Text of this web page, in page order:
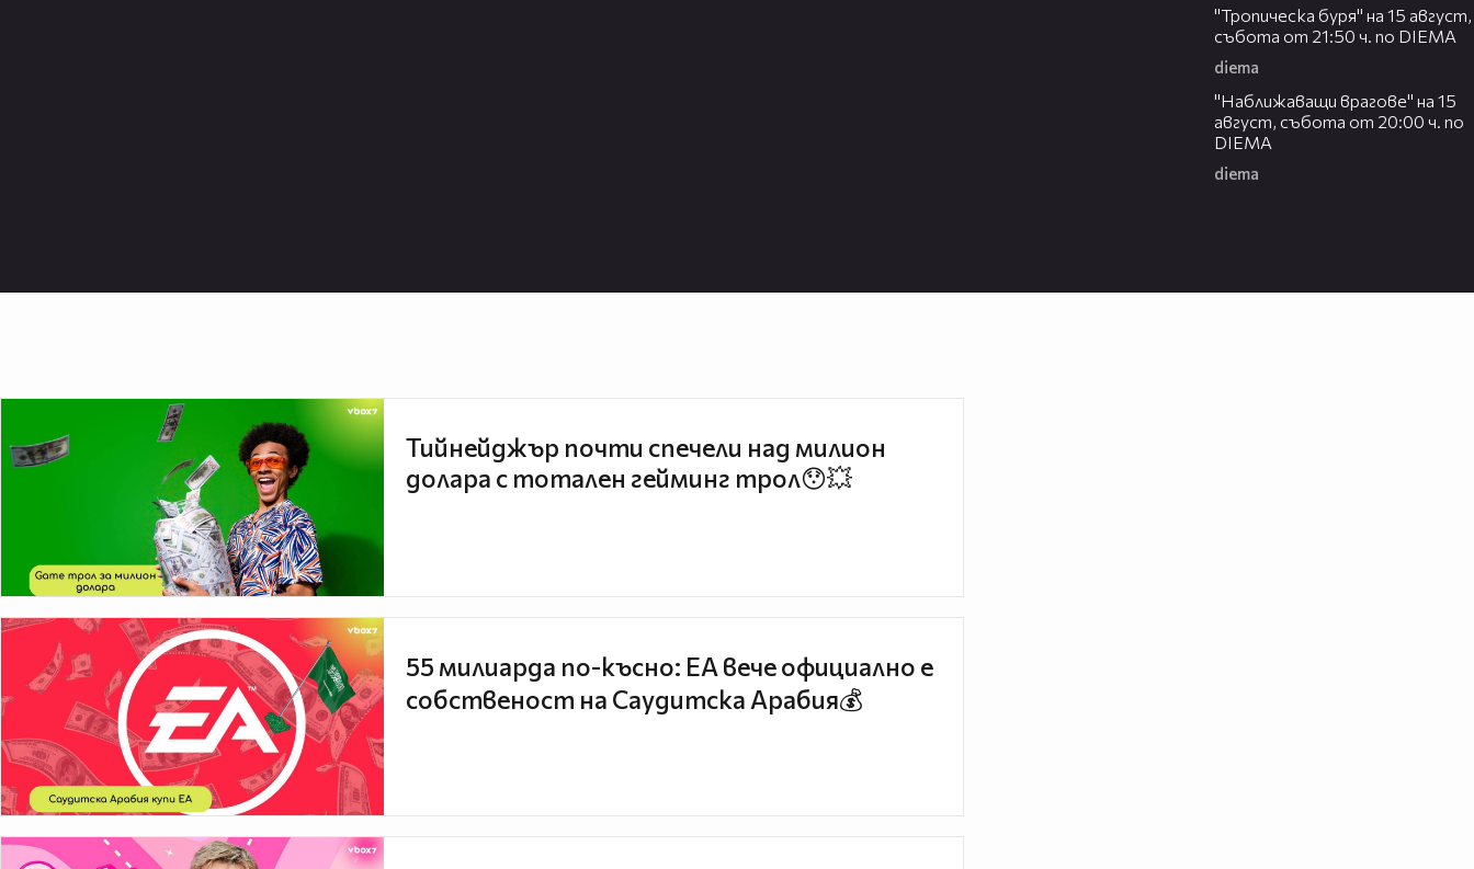
"Тропическа буря" на 15 август,
събота от 21:50 ч. по DIEMA
diema
"Наближаващи врагове" на 15
август, събота от 20:00 ч. по
DIEMA
diema
Тийнейджър почти спечели над милион
долара с тотален гейминг трол😯💥
55 милиарда по-късно: EA вече официално е
собственост на Саудитска Арабия💰